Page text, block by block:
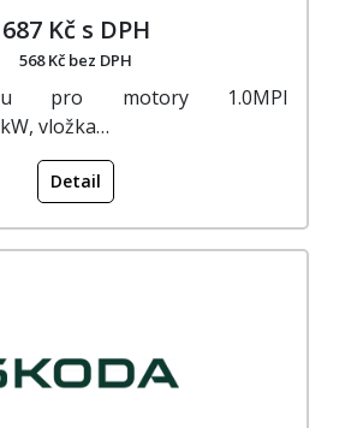
687 Kč s DPH
568 Kč bez DPH
pro motory 1.0MPI
vložka…
Detail